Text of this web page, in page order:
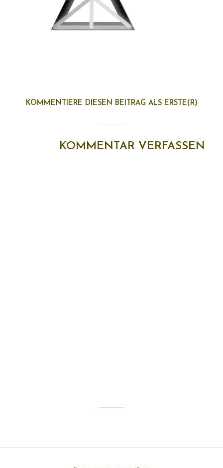
KOMMENTIERE DIESEN BEITRAG ALS ERSTE(R)
KOMMENTAR VERFASSEN